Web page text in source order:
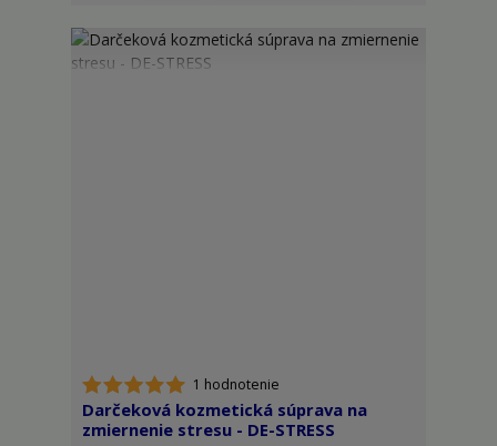
1 hodnotenie
Darčeková kozmetická súprava na
zmiernenie stresu - DE-STRESS